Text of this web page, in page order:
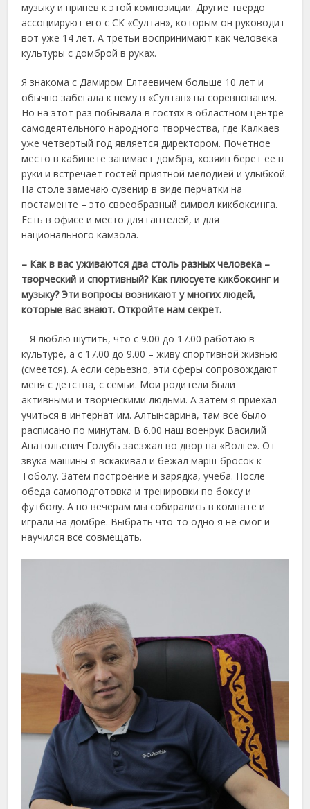
музыку и припев к этой композиции. Другие твердо
ассоциируют его с СК «Султан», которым он руководит
вот уже 14 лет. А третьи воспринимают как человека
культуры с домброй в руках.
Я знакома с Дамиром Елтаевичем больше 10 лет и
обычно забегала к нему в «Султан» на соревнования.
Но на этот раз побывала в гостях в областном центре
самодеятельного народного творчества, где Калкаев
уже четвертый год является директором. Почетное
место в кабинете занимает домбра, хозяин берет ее в
руки и встречает гостей приятной мелодией и улыбкой.
На столе замечаю сувенир в виде перчатки на
постаменте – это своеобразный символ кикбоксинга.
Есть в офисе и место для гантелей, и для
национального камзола.
– Как в вас уживаются два столь разных человека –
творческий и спортивный? Как плюсуете кикбоксинг и
музыку? Эти вопросы возникают у многих людей,
которые вас знают. Откройте нам секрет.
– Я люблю шутить, что с 9.00 до 17.00 работаю в
культуре, а с 17.00 до 9.00 – живу спортивной жизнью
(смеется). А если серьезно, эти сферы сопровождают
меня с детства, с семьи. Мои родители были
активными и творческими людьми. А затем я приехал
учиться в интернат им. Алтынсарина, там все было
расписано по минутам. В 6.00 наш военрук Василий
Анатольевич Голубь заезжал во двор на «Волге». От
звука машины я вскакивал и бежал марш-бросок к
Тоболу. Затем построение и зарядка, учеба. После
обеда самоподготовка и тренировки по боксу и
футболу. А по вечерам мы собирались в комнате и
играли на домбре. Выбрать что-то одно я не смог и
научился все совмещать.